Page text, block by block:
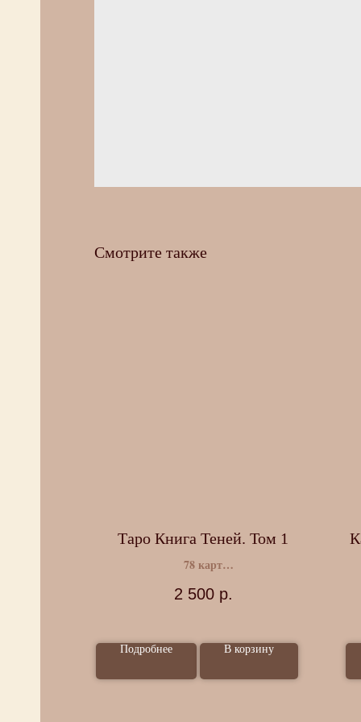
Смотрите также
Таро Книга Теней. Том 1
78 карт
2 500 р.
Подробнее В корзину